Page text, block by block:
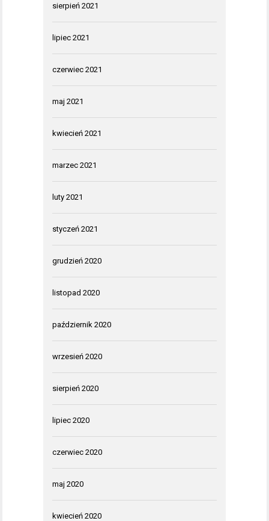
sierpień 2021
lipiec 2021
czerwiec 2021
maj 2021
kwiecień 2021
marzec 2021
luty 2021
styczeń 2021
grudzień 2020
listopad 2020
październik 2020
wrzesień 2020
sierpień 2020
lipiec 2020
czerwiec 2020
maj 2020
kwiecień 2020